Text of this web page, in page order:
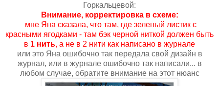
Горкальцевой:
Внимание, корректировка в схеме:
мне Яна сказала, что там, где зеленый листик с
красными ягодками - там бэк черной ниткой должен быть
в 1 нить, а не в 2 нити как написано в журнале
или это Яна ошибочно так передала свой дизайн в
журнал, или в журнале ошибочно так написали... в
любом случае, обратите внимание на этот нюанс